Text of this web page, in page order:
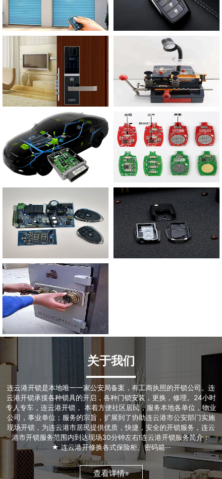
关于我们
连云港开锁是本地唯一一家公安局备案，有工商执照的开锁公司。连
云港开锁承接各种锁具的开启，各种门锁安装，更换，修理。24小时
专人专车，连云港开锁， 本着方便社区居民，服务本地各单位，物业
公司，事业单位；服务的宗旨，扩展到了协助连云港市公安部门实施
现场开锁，为连云港市居民提供优质，快捷，安全的开锁服务，连云
港市开锁服务范围内到达现场30分钟左右!连云港开锁服务简介：
★ 连云港开修换各式保险柜、密码箱···
查看详情»